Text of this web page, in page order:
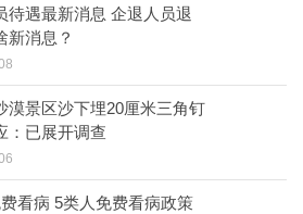
待遇最新消息 企退人员退
新消息？
漠景区沙下埋20厘米三角钉
：已展开调查
看病 5类人免费看病政策